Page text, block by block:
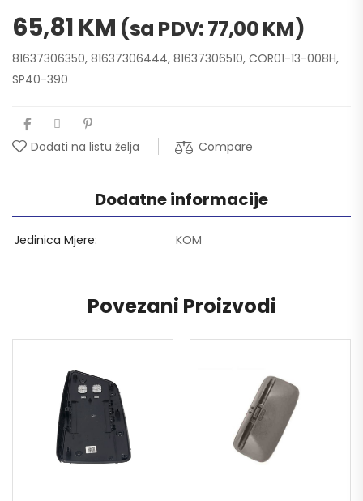
65,81KM (sa PDV:77,00KM)
81637306350, 81637306444, 81637306510, COR01-13-008H,
SP40-390
Dodati na listu želja Compare
Dodatne informacije
Jedinica Mjere KOM
Povezani Proizvodi